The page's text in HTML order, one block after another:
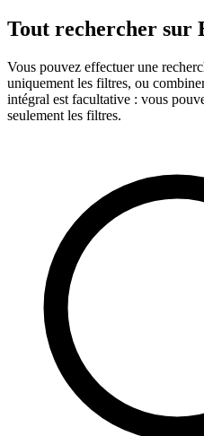
Tout rechercher sur
Vous pouvez effectuer une
uniquement les filtres, ou
intégral est facultative : vous
seulement les filtres.